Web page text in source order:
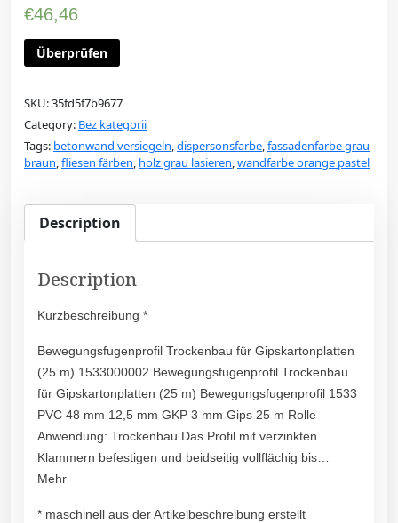
€46,46
Überprüfen
SKU:35fd5f7b9677
Category: Bez kategorii
Tags: betonwand versiegeln,dispersonsfarbe,fassadenfarbe grau
braun,fliesen färben, holz grau lasieren,wandfarbe orange pastel
Description
Description
Kurzbeschreibung *
Bewegungsfugenprofil Trockenbau für Gipskartonplatten
(25 m) 1533000002 Bewegungsfugenprofil Trockenbau
für Gipskartonplatten (25 m) Bewegungsfugenprofil 1533
PVC 48 mm 12,5 mm GKP 3 mm Gips 25 m Rolle
Anwendung: Trockenbau Das Profil mit verzinkten
Klammern befestigen und beidseitig vollflächig bis…
Mehr
* maschinell aus der Artikelbeschreibung erstellt